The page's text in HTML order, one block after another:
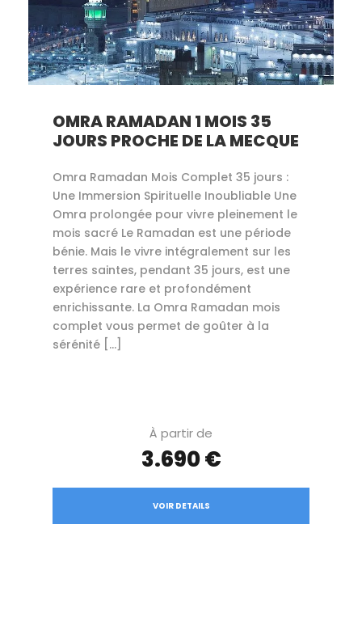
OMRA RAMADAN 1 MOIS 35
JOURS PROCHE DE LA MECQUE
Omra Ramadan Mois Complet 35 jours :
Une Immersion Spirituelle Inoubliable Une
Omra prolongée pour vivre pleinement le
mois sacré Le Ramadan est une période
bénie. Mais le vivre intégralement sur les
terres saintes, pendant 35 jours, est une
expérience rare et profondément
enrichissante. La Omra Ramadan mois
complet vous permet de goûter à la
sérénité […]
À partir de
3.690 €
VOIR DETAILS